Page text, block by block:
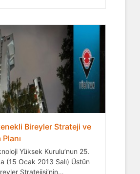
Bireyler Strateji ve
Yüksek Kurulu’nun 25.
Stratejisi‘nin